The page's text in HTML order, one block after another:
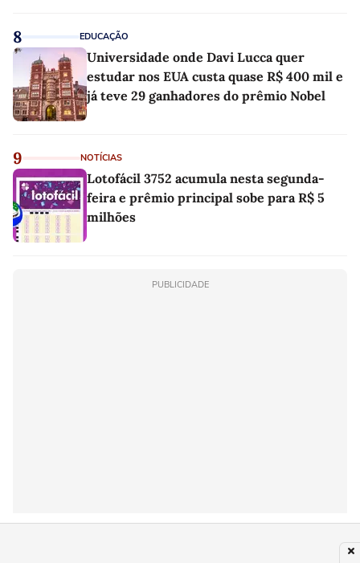
8 EDUCAÇÃO
Universidade onde Davi Lucca quer
estudar nos EUA custa quase R$ 400 mil e
já teve 29 ganhadores do prêmio Nobel
9 NOTÍCIAS
Lotofácil 3752 acumula nesta segunda-
feira e prêmio principal sobe para R$ 5
milhões
PUBLICIDADE